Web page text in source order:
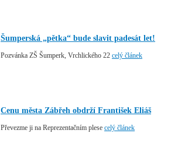
Šumperská „pětka“ bude slavit padesát let!
Pozvánka ZŠ Šumperk, Vrchlického 22 celý článek
Cenu města Zábřeh obdrží František Eliáš
Převezme ji na Reprezentačním plese celý článek